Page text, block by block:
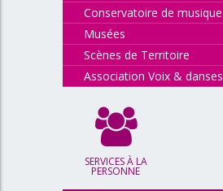
Conservatoire de musique
Musées
Scènes de Territoire
Association Voix & danses
SERVICES À LA
PERSONNE